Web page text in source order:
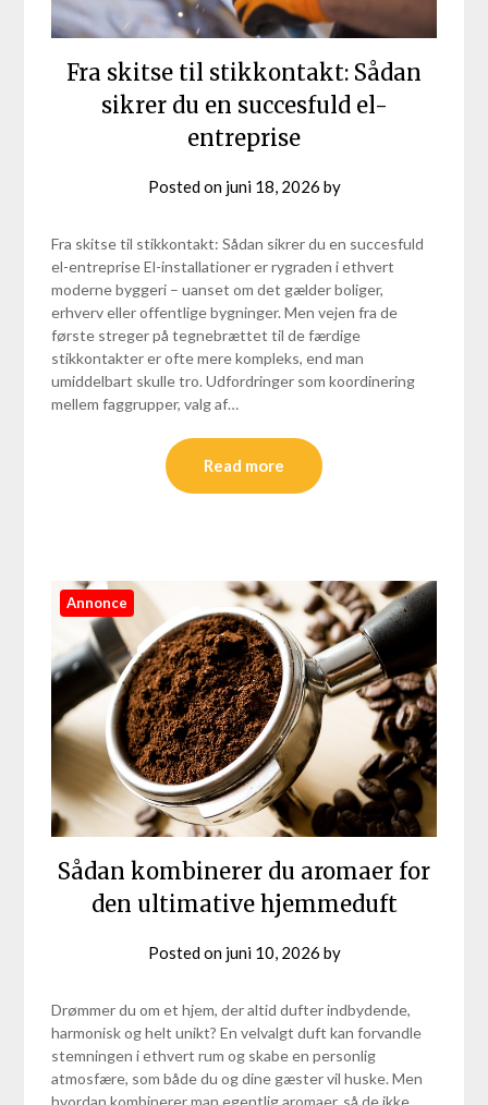
Fra skitse til stikkontakt: Sådan
sikrer du en succesfuld el-
entreprise
Posted on juni 18, 2026 by
Fra skitse til stikkontakt: Sådan sikrer du en succesfuld
el-entreprise El-installationer er rygraden i ethvert
moderne byggeri – uanset om det gælder boliger,
erhverv eller offentlige bygninger. Men vejen fra de
første streger på tegnebrættet til de færdige
stikkontakter er ofte mere kompleks, end man
umiddelbart skulle tro. Udfordringer som koordinering
mellem faggrupper, valg af…
Read more
Annonce
Sådan kombinerer du aromaer for
den ultimative hjemmeduft
Posted on juni 10, 2026 by
Drømmer du om et hjem, der altid dufter indbydende,
harmonisk og helt unikt? En velvalgt duft kan forvandle
stemningen i ethvert rum og skabe en personlig
atmosfære, som både du og dine gæster vil huske. Men
hvordan kombinerer man egentlig aromaer, så de ikke